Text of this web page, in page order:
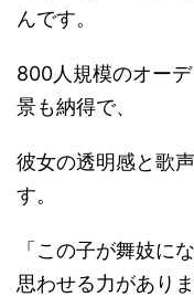
んです。
800人規模のオー
景も納得で、
彼女の透明感と歌
す。
「この子が舞妓に
思わせる力がありま